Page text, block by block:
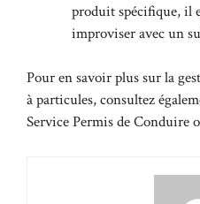
produit spécifique, il
improviser avec un
Pour en savoir plus sur la
à particules, consultez
Service Permis de Conduire